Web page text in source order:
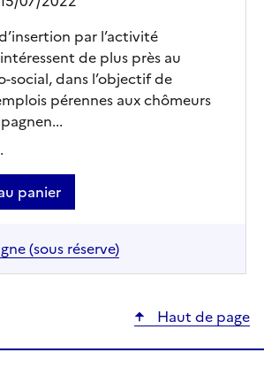
par l’activité
de plus près au
social, dans l’objectif de
pérennes aux chômeurs
panier
(sous réserve)
Haut de page